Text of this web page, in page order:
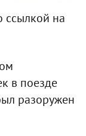
ссылкой на
в поезде
разоружен